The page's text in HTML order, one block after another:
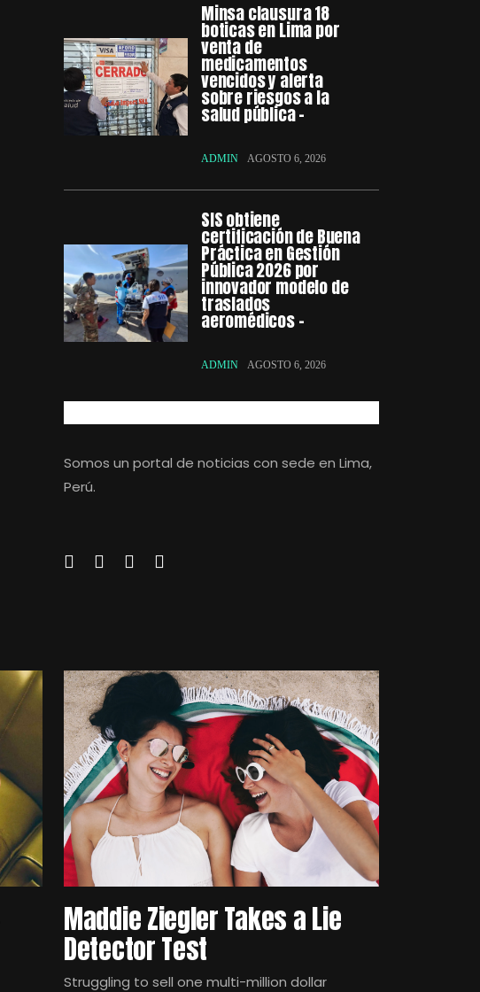
Minsa clausura 18
boticas en Lima por
venta de
medicamentos
vencidos y alerta
sobre riesgos a la
salud pública –
ADMIN AGOSTO 6, 2026
SIS obtiene
certificación de Buena
Práctica en Gestión
Pública 2026 por
innovador modelo de
traslados
aeromédicos –
ADMIN AGOSTO 6, 2026
Somos un portal de noticias con sede en Lima,
Perú.
Maddie Ziegler Takes a Lie
Detector Test
Struggling to sell one multi-million dollar